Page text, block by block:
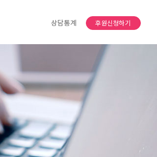
상담통계 후원신청하기